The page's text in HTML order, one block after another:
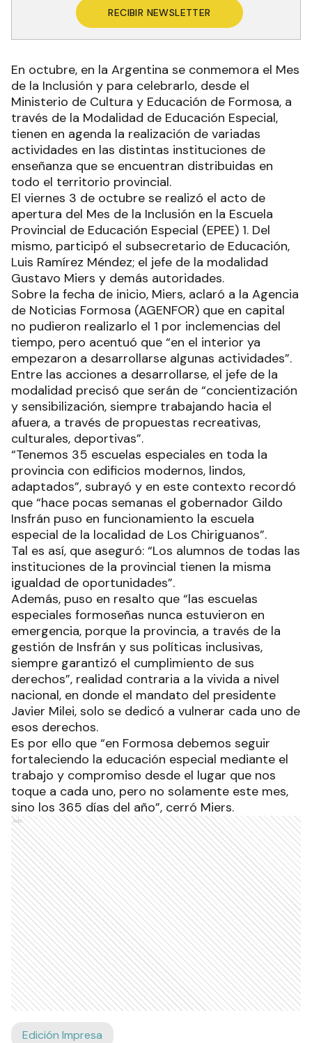
RECIBIR NEWSLETTER
En octubre, en la Argentina se conmemora el Mes
de la Inclusión y para celebrarlo, desde el
Ministerio de Cultura y Educación de Formosa, a
través de la Modalidad de Educación Especial,
tienen en agenda la realización de variadas
actividades en las distintas instituciones de
enseñanza que se encuentran distribuidas en
todo el territorio provincial.
El viernes 3 de octubre se realizó el acto de
apertura del Mes de la Inclusión en la Escuela
Provincial de Educación Especial (EPEE) 1. Del
mismo, participó el subsecretario de Educación,
Luis Ramírez Méndez; el jefe de la modalidad
Gustavo Miers y demás autoridades.
Sobre la fecha de inicio, Miers, aclaró a la Agencia
de Noticias Formosa (AGENFOR) que en capital
no pudieron realizarlo el 1 por inclemencias del
tiempo, pero acentuó que “en el interior ya
empezaron a desarrollarse algunas actividades”.
Entre las acciones a desarrollarse, el jefe de la
modalidad precisó que serán de “concientización
y sensibilización, siempre trabajando hacia el
afuera, a través de propuestas recreativas,
culturales, deportivas”.
“Tenemos 35 escuelas especiales en toda la
provincia con edificios modernos, lindos,
adaptados”, subrayó y en este contexto recordó
que “hace pocas semanas el gobernador Gildo
Insfrán puso en funcionamiento la escuela
especial de la localidad de Los Chiriguanos”.
Tal es así, que aseguró: “Los alumnos de todas las
instituciones de la provincial tienen la misma
igualdad de oportunidades”.
Además, puso en resalto que “las escuelas
especiales formoseñas nunca estuvieron en
emergencia, porque la provincia, a través de la
gestión de Insfrán y sus políticas inclusivas,
siempre garantizó el cumplimiento de sus
derechos”, realidad contraria a la vivida a nivel
nacional, en donde el mandato del presidente
Javier Milei, solo se dedicó a vulnerar cada uno de
esos derechos.
Es por ello que “en Formosa debemos seguir
fortaleciendo la educación especial mediante el
trabajo y compromiso desde el lugar que nos
toque a cada uno, pero no solamente este mes,
sino los 365 días del año”, cerró Miers.
Ads
Edición Impresa